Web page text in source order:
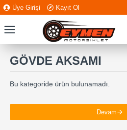
Üye Girişi Kayıt Ol
GÖVDE AKSAMI
Bu kategoride ürün bulunamadı.
Devam